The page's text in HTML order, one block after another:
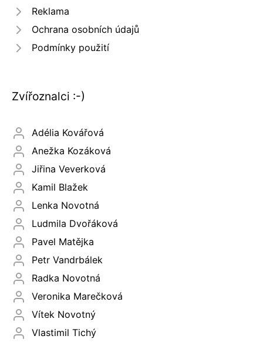
Reklama
Ochrana osobních údajů
Podmínky použití
Zvířoznalci :-)
Adélia Kovářová
Anežka Kozáková
Jiřina Veverková
Kamil Blažek
Lenka Novotná
Ludmila Dvořáková
Pavel Matějka
Petr Vandrbálek
Radka Novotná
Veronika Marečková
Vítek Novotný
Vlastimil Tichý